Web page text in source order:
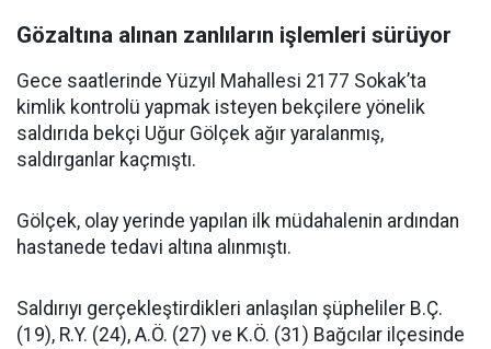
Gözaltına alınan zanlıların işlemleri sürüyor
Gece saatlerinde Yüzyıl Mahallesi 2177 Sokak’ta
kimlik kontrolü yapmak isteyen bekçilere yönelik
saldırıda bekçi Uğur Gölçek ağır yaralanmış,
saldırganlar kaçmıştı.
Gölçek, olay yerinde yapılan ilk müdahalenin ardından
hastanede tedavi altına alınmıştı.
Saldırıyı gerçekleştirdikleri anlaşılan şüpheliler B.Ç.
(19), R.Y. (24), A.Ö. (27) ve K.Ö. (31) Bağcılar ilçesinde